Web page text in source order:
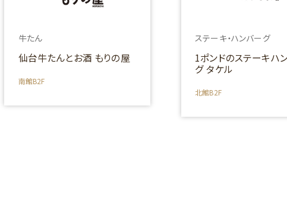
牛たん
仙台牛たんとお酒 もりの屋
南館B2F
ステーキ・ハンバーグ
1ポンドのステーキハ
グ タケル
北館B2F